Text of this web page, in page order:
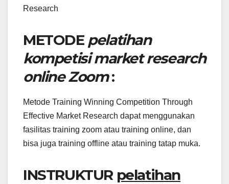
Research
METODE pelatihan
kompetisi market research
online Zoom:
Metode Training Winning Competition Through
Effective Market Research dapat menggunakan
fasilitas training zoom atau training online, dan
bisa juga training offline atau training tatap muka.
INSTRUKTUR pelatihan